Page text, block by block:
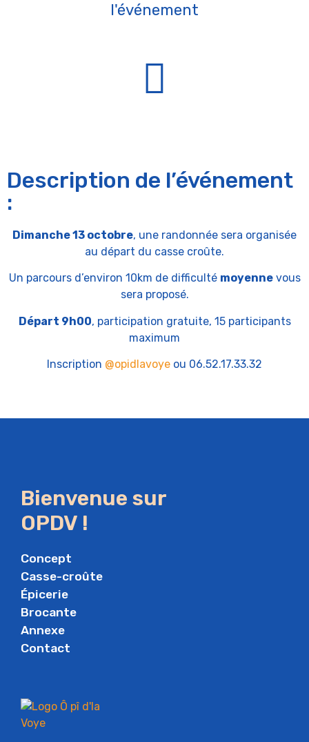
l'événement
Description de l’événement
:
Dimanche 13 octobre, une randonnée sera organisée
au départ du casse croûte.
Un parcours d’environ 10km de difficulté moyennevous
sera proposé.
Départ 9h00, participation gratuite, 15 participants
maximum
Inscription @opidlavoye ou 06.52.17.33.32
Bienvenue sur
OPDV !
Concept
Casse-croûte
Épicerie
Brocante
Annexe
Contact